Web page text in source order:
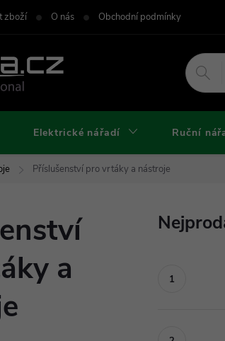
zboží O nás Obchodní podmínky
Elektrické nářadí Ruční
Příslušenství pro vrtáky a nástroje
a